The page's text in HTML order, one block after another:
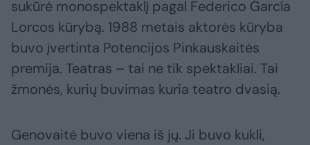
sukūrė monospektaklį pagal Federico García
Lorcos kūrybą. 1988 metais aktorės kūryba
buvo įvertinta Potencijos Pinkauskaitės
premija. Teatras – tai ne tik spektakliai. Tai
žmonės, kurių buvimas kuria teatro dvasią.
Genovaitė buvo viena iš jų. Ji buvo kukli,